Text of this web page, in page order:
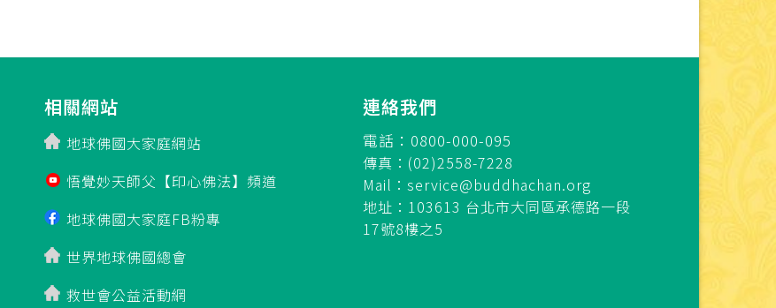
相關網站
地球佛國大家庭網站
悟覺妙天師父【印心佛法】頻道
地球佛國大家庭FB粉專
世界地球佛國總會
救世會公益活動網
連絡我們
電話：0800-000-095
傳真：(02)2558-7228
Mail： service@buddhachan.org
地址：103613 台北市大同區承德路一段
17號8樓之5